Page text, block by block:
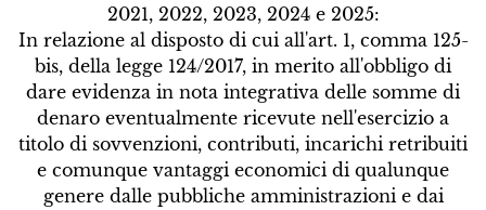
2021, 2022, 2023, 2024 e 2025:
In relazione al disposto di cui all'art. 1, comma 125-
bis, della legge 124/2017, in merito all'obbligo di
dare evidenza in nota integrativa delle somme di
denaro eventualmente ricevute nell'esercizio a
titolo di sovvenzioni, contributi, incarichi retribuiti
e comunque vantaggi economici di qualunque
genere dalle pubbliche amministrazioni e dai